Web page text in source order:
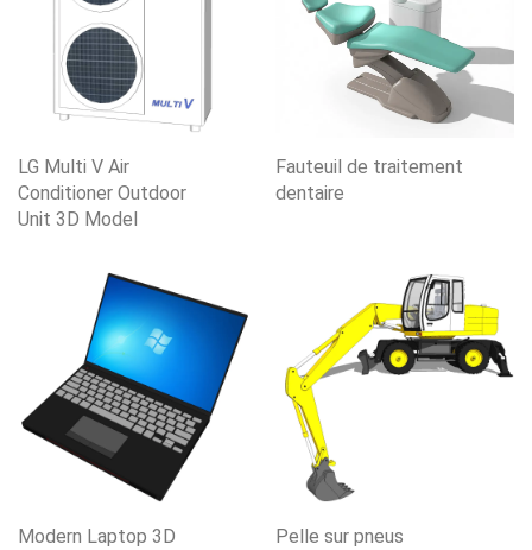
LG Multi V Air
Conditioner Outdoor
Unit 3D Model
Fauteuil de traitement
dentaire
Modern Laptop 3D
Pelle sur pneus